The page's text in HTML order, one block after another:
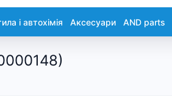
і автохімія Аксесуари AND parts